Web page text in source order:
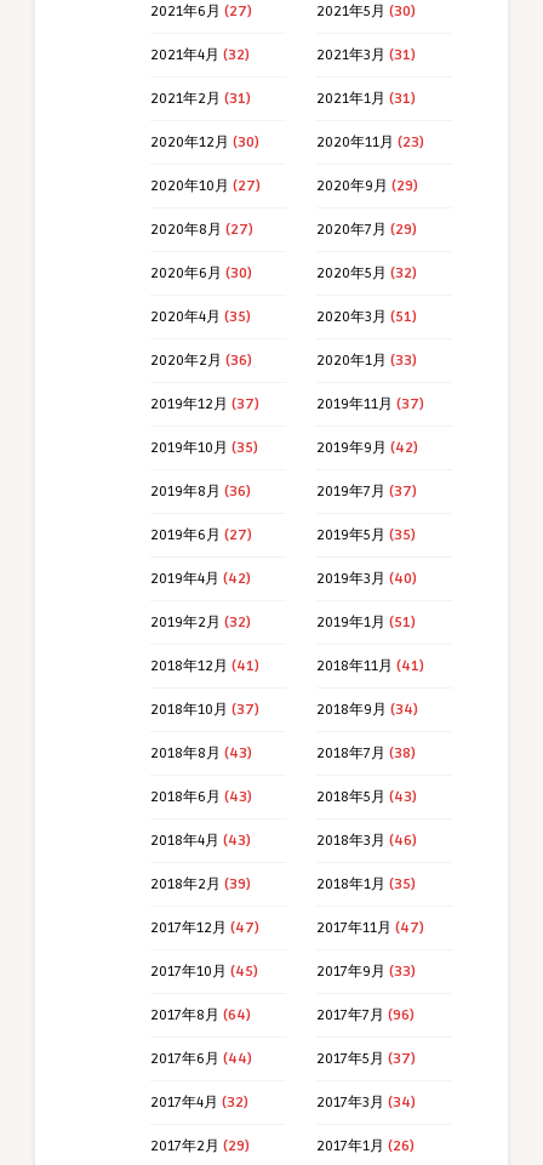
2021年6月 (27) 2021年5月 (30)
2021年4月 (32) 2021年3月 (31)
2021年2月 (31) 2021年1月 (31)
2020年12月 (30) 2020年11月 (23)
2020年10月 (27) 2020年9月 (29)
2020年8月 (27) 2020年7月 (29)
2020年6月 (30) 2020年5月 (32)
2020年4月 (35) 2020年3月 (51)
2020年2月 (36) 2020年1月 (33)
2019年12月 (37) 2019年11月 (37)
2019年10月 (35) 2019年9月 (42)
2019年8月 (36) 2019年7月 (37)
2019年6月 (27) 2019年5月 (35)
2019年4月 (42) 2019年3月 (40)
2019年2月 (32) 2019年1月 (51)
2018年12月 (41) 2018年11月 (41)
2018年10月 (37) 2018年9月 (34)
2018年8月 (43) 2018年7月 (38)
2018年6月 (43) 2018年5月 (43)
2018年4月 (43) 2018年3月 (46)
2018年2月 (39) 2018年1月 (35)
2017年12月 (47) 2017年11月 (47)
2017年10月 (45) 2017年9月 (33)
2017年8月 (64) 2017年7月 (96)
2017年6月 (44) 2017年5月 (37)
2017年4月 (32) 2017年3月 (34)
2017年2月 (29) 2017年1月 (26)